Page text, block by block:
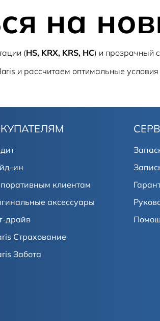
на
(HS, KRX, KRS, HC) и прозрачный
и рассчитаем оптимальные условия
ин
клиентам
аксессуары
драйв
Страхование
Забота